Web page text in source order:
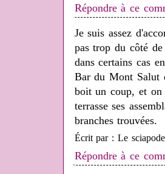
Répondre à ce
Je suis assez
pas trop du côté
dans certains cas
Bar du Mont Salut
boit un coup, et
terrasse ses
branches trouvées.
Écrit par : Le
Répondre à ce